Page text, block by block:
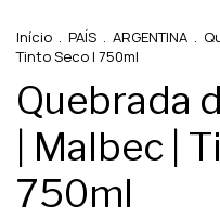
Início . PAÍS . ARGENTINA .
Tinto Seco | 750ml
Quebrada
| Malbec |
750ml